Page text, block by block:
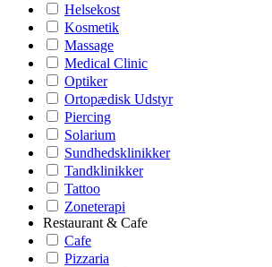
Helsekost
Kosmetik
Massage
Medical Clinic
Optiker
Ortopædisk Udstyr
Piercing
Solarium
Sundhedsklinikker
Tandklinikker
Tattoo
Zoneterapi
Restaurant & Cafe
Cafe
Pizzaria